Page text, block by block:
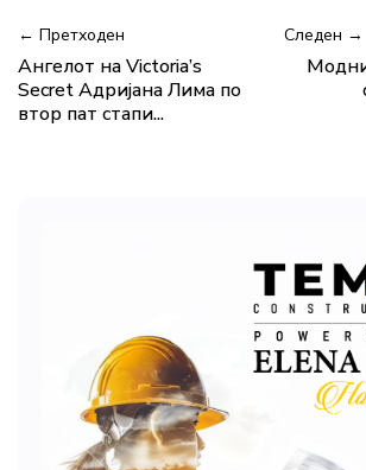
← Претходен
Ангелот на Victoria’s
Secret Адријана Лима по
втор пат стапи...
Следен →